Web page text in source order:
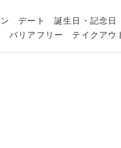
デート 誕生日・記念日
バリアフリー テイクアウ